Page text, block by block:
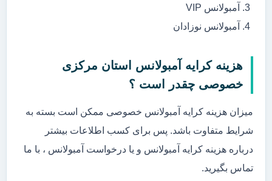
آمبولانس VIP
آمبولانس نوزادان
هزینه کرایه آمبولانس استان مرکزی
خصوصی چقدر است ؟
میزان هزینه کرایه آمبولانس خصوصی ممکن است بسته به
شرایط متفاوت باشد. پس برای کسب اطلاعات بیشتر
درباره هزینه کرایه آمبولانس و یا درخواست آمبولانس ، با ما
تماس بگیرید.